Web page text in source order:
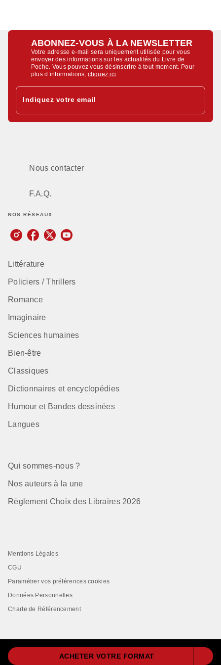
ACHETER VOTRE FORMAT
ABONNEZ-VOUS À LA NEWSLETTER
Votre adresse e-mail sera uniquement utilisée pour vous
envoyer des informations sur les actualités du Livre de
Poche. Vous pouvez vous désinscrire à tout moment. Pour
plus d’informations,cliquez ici
Indiquez votre email
Nous contacter
F.A.Q.
NOS RÉSEAUX
Littérature
Policiers / Thrillers
Romance
Imaginaire
Sciences humaines
Bien-être
Classiques
Dictionnaires et encyclopédies
Humour et Bandes dessinées
Langues
Qui sommes-nous ?
Nos auteurs à la une
Règlement Choix des Libraires 2026
Mentions Légales
CGU
Paramétrer vos préférences cookies
Données Personnelles
Charte de Référencement